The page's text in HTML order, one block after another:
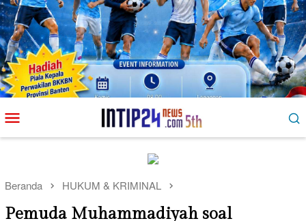
ke
kontenMobile
Beranda HUKUM & KRIMINAL
Pemuda Muhammadiyah soal